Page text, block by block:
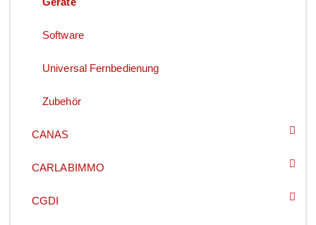
Software
Universal Fernbedienung
Zubehör
CANAS
CARLABIMMO
CGDI